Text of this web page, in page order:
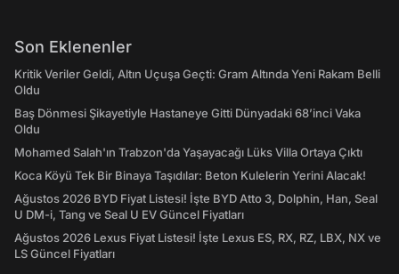
Son Eklenenler
Kritik Veriler Geldi, Altın Uçuşa Geçti: Gram Altında Yeni Rakam Belli
Oldu
Baş Dönmesi Şikayetiyle Hastaneye Gitti Dünyadaki 68’inci Vaka
Oldu
Mohamed Salah'ın Trabzon'da Yaşayacağı Lüks Villa Ortaya Çıktı
Koca Köyü Tek Bir Binaya Taşıdılar: Beton Kulelerin Yerini Alacak!
Ağustos 2026 BYD Fiyat Listesi! İşte BYD Atto 3, Dolphin, Han, Seal
U DM-i, Tang ve Seal U EV Güncel Fiyatları
Ağustos 2026 Lexus Fiyat Listesi! İşte Lexus ES, RX, RZ, LBX, NX ve
LS Güncel Fiyatları